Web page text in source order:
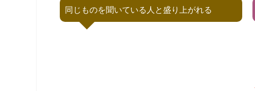
同じものを聞いている人と盛り上がれる